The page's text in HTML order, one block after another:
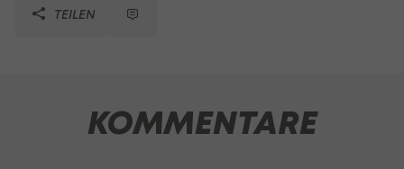
TEILEN
KOMMENTARE